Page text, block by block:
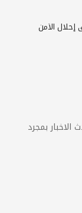
إحلال الأمن
بمجرد